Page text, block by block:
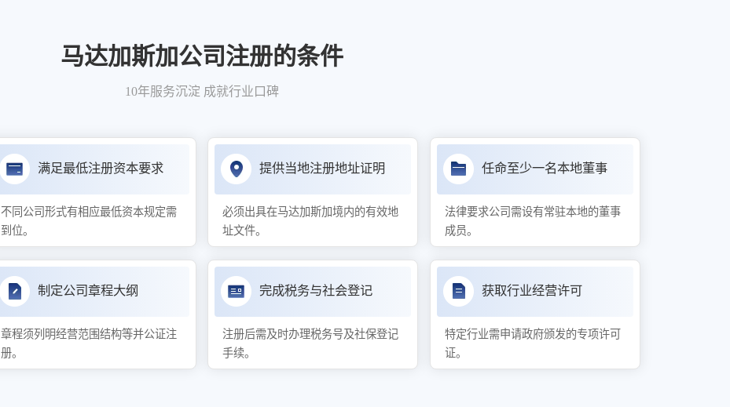
马达加斯加公司注册的条件
10年服务沉淀 成就行业口碑
满足最低注册资本要求
不同公司形式有相应最低资本规定需
到位。
提供当地注册地址证明
必须出具在马达加斯加境内的有效地
址文件。
任命至少一名本地董事
法律要求公司需设有常驻本地的董事
成员。
制定公司章程大纲
章程须列明经营范围结构等并公证注
册。
完成税务与社会登记
注册后需及时办理税务号及社保登记
手续。
获取行业经营许可
特定行业需申请政府颁发的专项许可
证。